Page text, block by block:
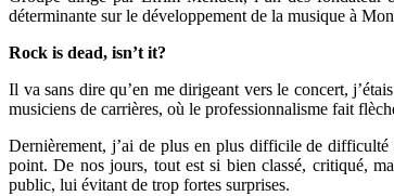
déterminante sur le développement de la musique à
Rock is dead, isn’t it?
Il va sans dire qu’en me dirigeant vers le concert,
musiciens de carrières, où le professionnalisme fait
Dernièrement, j’ai de plus en plus difficile de
point. De nos jours, tout est si bien classé, critiqué,
public, lui évitant de trop fortes surprises.